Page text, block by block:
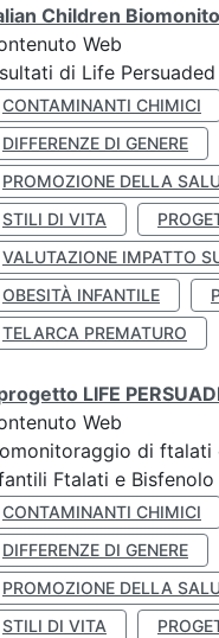
Children
Web
di Life
CONTAMINANTI CHIMICI
DIFFERENZE DI GENERE
PROMOZIONE DELLA
STILI DI VITA
VALUTAZIONE IMPATTO
OBESITÀ INFANTILE
TELARCA PREMATURO
LIFE
Web
di ftalati
Ftalati e
CONTAMINANTI CHIMICI
DIFFERENZE DI GENERE
PROMOZIONE DELLA
STILI DI VITA